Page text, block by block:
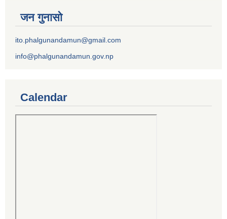
जन गुनासो
ito.phalgunandamun@gmail.com
info@phalgunandamun.gov.np
Calendar